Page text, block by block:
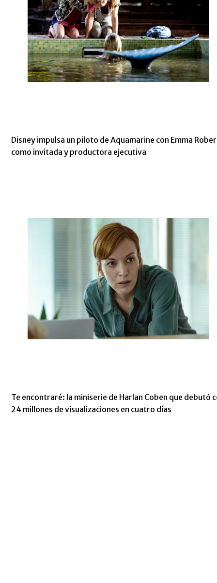
Disney impulsa un piloto de Aquamarine con Emma
como invitada y productora ejecutiva
Te encontraré: la miniserie de Harlan Coben que debutó
24 millones de visualizaciones en cuatro días